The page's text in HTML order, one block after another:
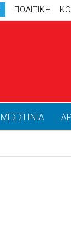
ΠΟΛΙΤΙΚΗ
ΜΕΣΣΗΝΙΑ